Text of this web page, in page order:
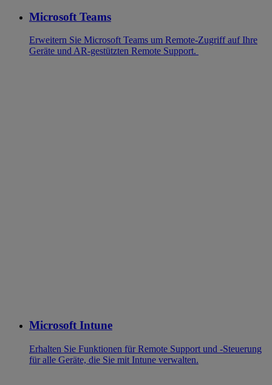
Microsoft Teams
Erweitern Sie Microsoft Teams um Remote-Zugriff auf Ihre
Geräte und AR-gestützten Remote Support.
Microsoft Intune
Erhalten Sie Funktionen für Remote Support und -Steuerung
für alle Geräte, die Sie mit Intune verwalten.